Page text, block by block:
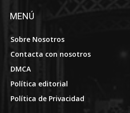
MENÚ
Sobre Nosotros
Contacta con nosotros
DMCA
Política editorial
Política de Privacidad